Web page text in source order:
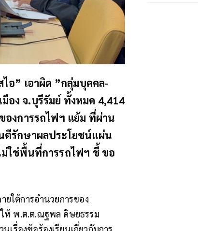
อ” เอาผิด ”กลุ่มบุคคล-
อง จ.บุรีรัมย์ ทั้งหมด 4,414
องการรถไฟฯ แย้ม ที่ผ่าน
ตีรักษาผลประโยชน์แผ่น
ใช่พื้นที่การรถไฟฯ ชี้ ขอ
ใต้การอำนวยการของ
ห้ พ.ต.ต.ณฐพล ดิษยธรรม
เรื่องข้อร้องเรียนเกี่ยวกับการ